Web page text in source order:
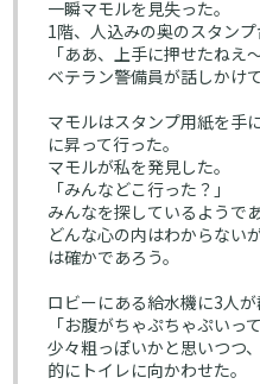
一瞬マモルを見失った。
1階、人込みの奥のスタンプ
「ああ、上手に押せたねえ～
ベテラン警備員が話しかけて
マモルはスタンプ用紙を手
に昇って行った。
マモルが私を発見した。
「みんなどこ行った？」
みんなを探しているようであ
どんな心の内はわからない
は確かであろう。
ロビーにある給水機に3人が
「お腹がちゃぷちゃぷいって
少々粗っぽいかと思いつつ
的にトイレに向かわせた。